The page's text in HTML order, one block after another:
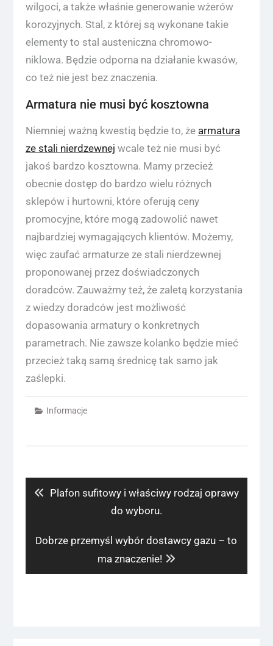
wilgoci, a także właśnie generowanie wżerów
korozyjnych. Stal, z której są wykonane takie
elementy to stal austeniczna chromowo-
niklowa. Będzie odporna na działanie kwasów,
co też nie jest bez znaczenia.
Armatura nie musi być kosztowna
Niemniej ważną kwestią będzie to, że armatura
ze stali nierdzewnej wcale też nie musi być
jakoś bardzo kosztowna. Mamy przecież
obecnie dostęp do bardzo wielu różnych
sklepów i hurtowni, które oferują ceny
promocyjne, które mogą zadowolić nawet
najbardziej wymagających klientów. Możemy,
więc zaufać armaturze ze stali nierdzewnej
proponowanej przez doświadczonych
doradców. Zauważmy też, że zaletą korzystania
z wiedzy doradców jest możliwość
dopasowania armatury o konkretnych
parametrach. Nie zawsze kolanko będzie mieć
przecież taką samą średnicę tak samo jak
zaślepki.
Informacje
Previous
Plafon sufitowy i właściwy rodzaj oprawy
do wyboru.
Next
Dobrze przemyśl wybór dostawcy gazu – to
ma znaczenie!